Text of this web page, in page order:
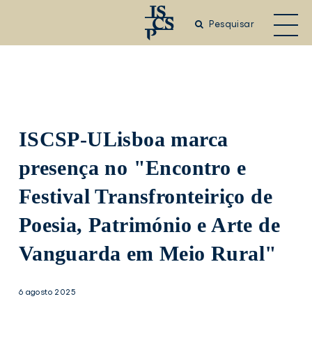
Pesquisar
ISCSP-ULisboa marca
presença no "Encontro e
Festival Transfronteiriço de
Poesia, Património e Arte de
Vanguarda em Meio Rural"
6 agosto 2025